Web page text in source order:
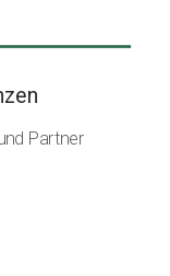
Partner